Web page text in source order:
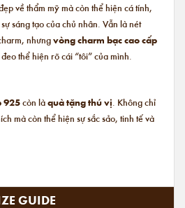
về thẩm mỹ mà còn thể hiện cá tính,
sáng tạo của chủ nhân. Vẫn là nét
nhưngvòng charm bạc cao cấp
thể hiện rõ cái “tôi” của mình.
925còn làquà tặng thú vị. Không chỉ
mà còn thể hiện sự sắc sảo, tinh tế và
GUIDE